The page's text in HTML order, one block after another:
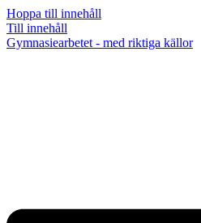
Hoppa till innehåll
Till innehåll
Gymnasiearbetet - med riktiga källor